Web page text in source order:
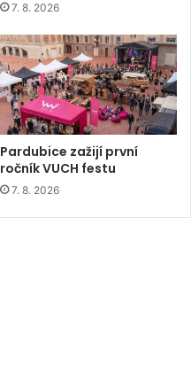
7. 8. 2026
Pardubice zažijí první
ročník VUCH festu
7. 8. 2026